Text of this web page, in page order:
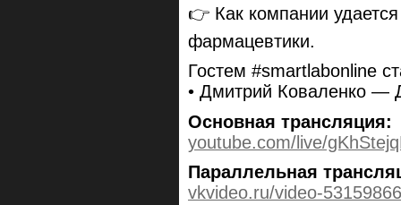
👉 Как компании
фармацевтики.
Гостем #smartlabonline
• Дмитрий Коваленко —
Основная трансляция:
youtube.com/live/
Параллельная
vkvideo.ru/video-